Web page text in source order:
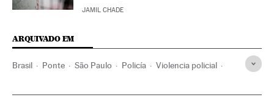
JAMIL CHADE
ARQUIVADO EM
Brasil Ponte São Paulo Policía Violencia policial